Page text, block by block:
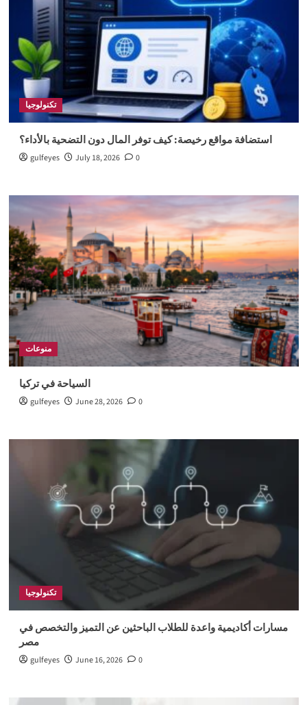
تكنولوجيا
استضافة مواقع رخيصة: كيف توفر المال دون التضحية بالأداء؟
gulfeyes July 18, 2026 0
منوعات
السياحة في تركيا
gulfeyes June 28, 2026 0
تكنولوجيا
مسارات أكاديمية واعدة للطلاب الباحثين عن التميز والتخصص في
مصر
gulfeyes June 16, 2026 0